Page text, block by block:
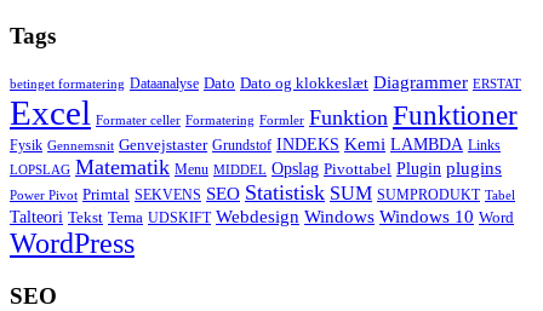
Tags
betinget formatering Dataanalyse Dato Dato og klokkeslæt Diagrammer ERSTAT
Excel Formater celler Formatering Formler Funktion Funktioner
Fysik Gennemsnit Genvejstaster Grundstof INDEKS Kemi LAMBDA Links
LOPSLAG Matematik Menu MIDDEL Opslag Pivottabel Plugin plugins
Power Pivot Primtal SEKVENS SEO Statistisk SUM SUMPRODUKT Tabel
Talteori Tekst Tema UDSKIFT Webdesign Windows Windows 10 Word
WordPress
SEO